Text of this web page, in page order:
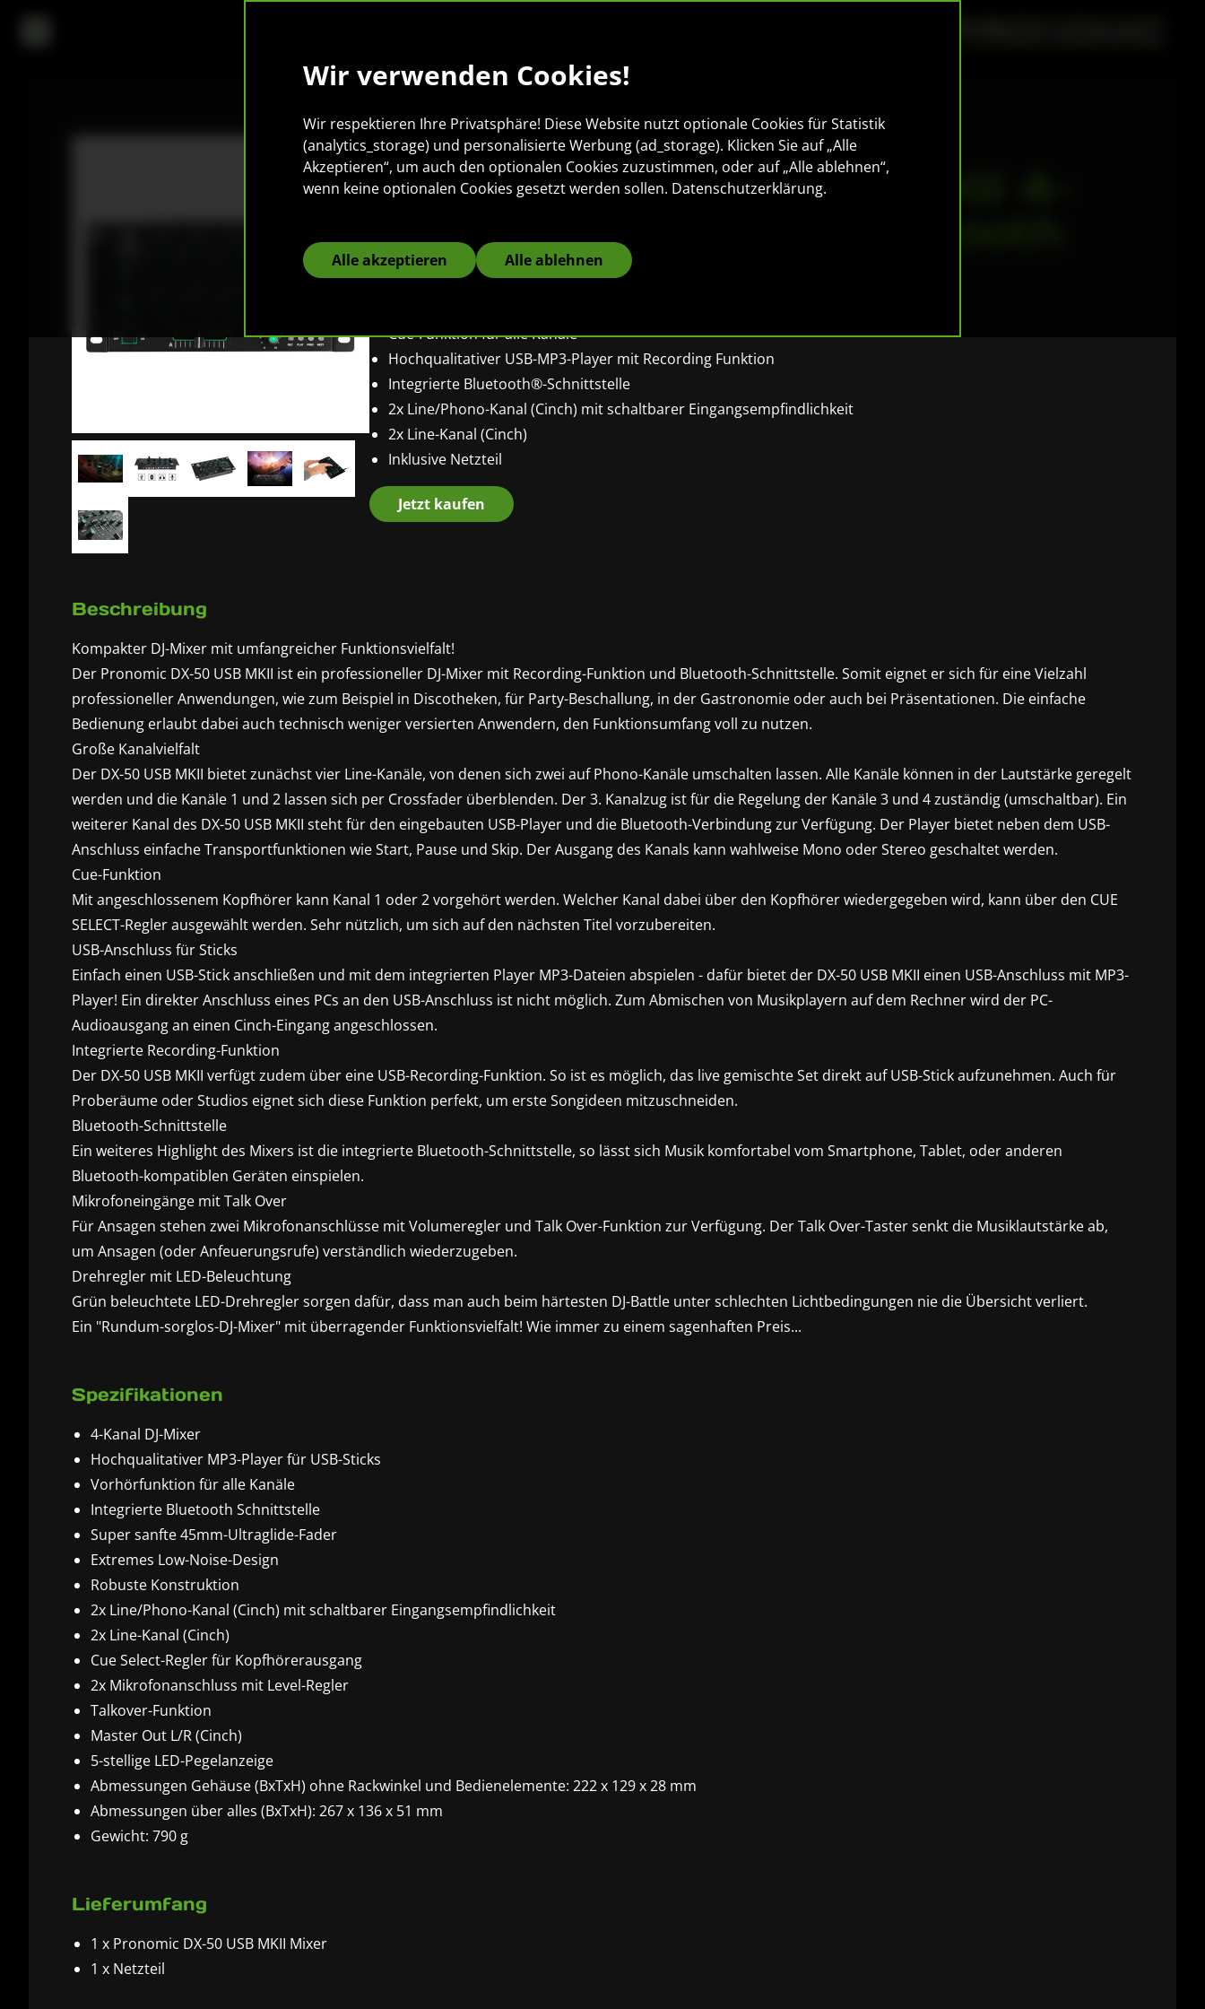
Wir verwenden Cookies!
Wir respektieren Ihre Privatsphäre! Diese Website nutzt optionale Cookies für Statistik
(analytics_storage) und personalisierte Werbung (ad_storage). Klicken Sie auf „Alle
Akzeptieren“, um auch den optionalen Cookies zuzustimmen, oder auf „Alle ablehnen“,
wenn keine optionalen Cookies gesetzt werden sollen. Datenschutzerklärung.
Alle akzeptieren Alle ablehnen
Pronomic DX-50 USB MKII 4-
Kanal DJ-Mixer mit Bluetooth
DJ-Mixer mit USB & Bluetooth Player!
Cue-Funktion für alle Kanäle
Hochqualitativer USB-MP3-Player mit Recording Funktion
Integrierte Bluetooth®-Schnittstelle
2x Line/Phono-Kanal (Cinch) mit schaltbarer Eingangsempfindlichkeit
2x Line-Kanal (Cinch)
Inklusive Netzteil
Jetzt kaufen
Beschreibung
Kompakter DJ-Mixer mit umfangreicher Funktionsvielfalt!
Der Pronomic DX-50 USB MKII ist ein professioneller DJ-Mixer mit Recording-Funktion und Bluetooth-Schnittstelle. Somit eignet er sich für eine Vielzahl
professioneller Anwendungen, wie zum Beispiel in Discotheken, für Party-Beschallung, in der Gastronomie oder auch bei Präsentationen. Die einfache
Bedienung erlaubt dabei auch technisch weniger versierten Anwendern, den Funktionsumfang voll zu nutzen.
Große Kanalvielfalt
Der DX-50 USB MKII bietet zunächst vier Line-Kanäle, von denen sich zwei auf Phono-Kanäle umschalten lassen. Alle Kanäle können in der Lautstärke geregelt
werden und die Kanäle 1 und 2 lassen sich per Crossfader überblenden. Der 3. Kanalzug ist für die Regelung der Kanäle 3 und 4 zuständig (umschaltbar). Ein
weiterer Kanal des DX-50 USB MKII steht für den eingebauten USB-Player und die Bluetooth-Verbindung zur Verfügung. Der Player bietet neben dem USB-
Anschluss einfache Transportfunktionen wie Start, Pause und Skip. Der Ausgang des Kanals kann wahlweise Mono oder Stereo geschaltet werden.
Cue-Funktion
Mit angeschlossenem Kopfhörer kann Kanal 1 oder 2 vorgehört werden. Welcher Kanal dabei über den Kopfhörer wiedergegeben wird, kann über den CUE
SELECT-Regler ausgewählt werden. Sehr nützlich, um sich auf den nächsten Titel vorzubereiten.
USB-Anschluss für Sticks
Einfach einen USB-Stick anschließen und mit dem integrierten Player MP3-Dateien abspielen - dafür bietet der DX-50 USB MKII einen USB-Anschluss mit MP3-
Player! Ein direkter Anschluss eines PCs an den USB-Anschluss ist nicht möglich. Zum Abmischen von Musikplayern auf dem Rechner wird der PC-
Audioausgang an einen Cinch-Eingang angeschlossen.
Integrierte Recording-Funktion
Der DX-50 USB MKII verfügt zudem über eine USB-Recording-Funktion. So ist es möglich, das live gemischte Set direkt auf USB-Stick aufzunehmen. Auch für
Proberäume oder Studios eignet sich diese Funktion perfekt, um erste Songideen mitzuschneiden.
Bluetooth-Schnittstelle
Ein weiteres Highlight des Mixers ist die integrierte Bluetooth-Schnittstelle, so lässt sich Musik komfortabel vom Smartphone, Tablet, oder anderen
Bluetooth-kompatiblen Geräten einspielen.
Mikrofoneingänge mit Talk Over
Für Ansagen stehen zwei Mikrofonanschlüsse mit Volumeregler und Talk Over-Funktion zur Verfügung. Der Talk Over-Taster senkt die Musiklautstärke ab,
um Ansagen (oder Anfeuerungsrufe) verständlich wiederzugeben.
Drehregler mit LED-Beleuchtung
Grün beleuchtete LED-Drehregler sorgen dafür, dass man auch beim härtesten DJ-Battle unter schlechten Lichtbedingungen nie die Übersicht verliert.
Ein "Rundum-sorglos-DJ-Mixer" mit überragender Funktionsvielfalt! Wie immer zu einem sagenhaften Preis...
Spezifikationen
4-Kanal DJ-Mixer
Hochqualitativer MP3-Player für USB-Sticks
Vorhörfunktion für alle Kanäle
Integrierte Bluetooth Schnittstelle
Super sanfte 45mm-Ultraglide-Fader
Extremes Low-Noise-Design
Robuste Konstruktion
2x Line/Phono-Kanal (Cinch) mit schaltbarer Eingangsempfindlichkeit
2x Line-Kanal (Cinch)
Cue Select-Regler für Kopfhörerausgang
2x Mikrofonanschluss mit Level-Regler
Talkover-Funktion
Master Out L/R (Cinch)
5-stellige LED-Pegelanzeige
Abmessungen Gehäuse (BxTxH) ohne Rackwinkel und Bedienelemente: 222 x 129 x 28 mm
Abmessungen über alles (BxTxH): 267 x 136 x 51 mm
Gewicht: 790 g
Lieferumfang
1 x Pronomic DX-50 USB MKII Mixer
1 x Netzteil